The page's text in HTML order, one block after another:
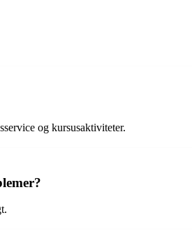
og kursusaktiviteter.